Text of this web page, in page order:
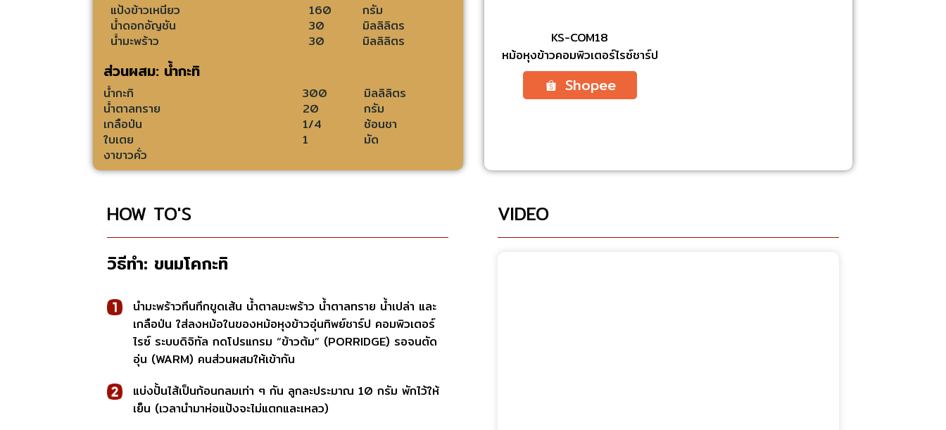
แป้งข้าวเหนียว 160
กรัม
น้ำดอกอัญชัน
30
มิลลิลิตร
น้ำมะพร้าว
30 มิลลิลิตร
ส่วนผสม: น้ำกะทิ
น้ำกะทิ 300
มิลลิลิตร
น้ำตาลทราย
20
กรัม
เกลือป่น
1/4
ช้อนชา
ใบเตย
1
มัด
งาขาวคั่ว
KS-COM18
หม้อหุงข้าวคอมพิวเตอร์ไรซ์ชาร์ป
Shopee
HOW TO'S
วิธีทำ: ขนมโคกะทิ
นำมะพร้าวทึนทึกขูดเส้น น้ำตาลมะพร้าว น้ำตาลทราย น้ำเปล่า และ
เกลือป่น ใส่ลงหม้อในของหม้อหุงข้าวอุ่นทิพย์ชาร์ป คอมพิวเตอร์
ไรซ์ ระบบดิจิทัล กดโปรแกรม “ข้าวต้ม” (PORRIDGE) รอจนตัด
อุ่น (WARM) คนส่วนผสมให้เข้ากัน
แบ่งปั้นไส้เป็นก้อนกลมเท่า ๆ กัน ลูกละประมาณ 10 กรัม พักไว้ให้
เย็น (เวลานำมาห่อแป้งจะไม่แตกและเหลว)
VIDEO